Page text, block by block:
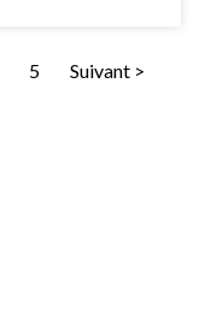
5 Suivant >